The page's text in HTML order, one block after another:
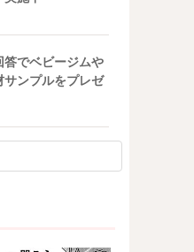
答でベビージムや
サンプルをプレゼ